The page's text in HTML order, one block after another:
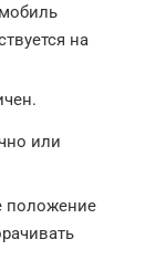
на
или
положение